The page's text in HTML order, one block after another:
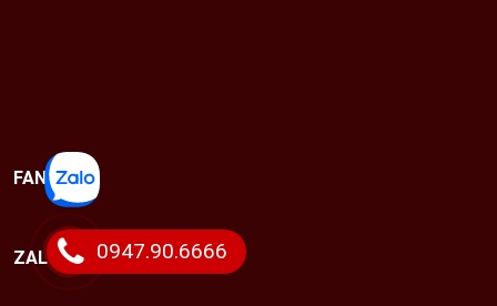
FANPAGE
0947.90.6666
ZALO CHAT